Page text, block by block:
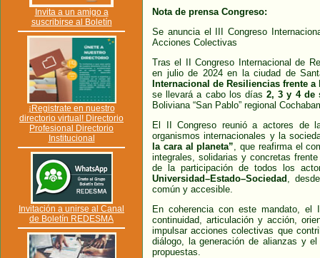
Invita a un amigo a
suscribirse al Boletín
¡Registrate en nuestro
directorio virtual! Directorio
Profesional Directorio
Institucional
Invitación a unirse al Canal
de Boletín REDESMA
Nota de prensa Congreso:
Se anuncia el III Congreso
Acciones Colectivas
Tras el II Congreso Internacional de
en julio de 2024 en la ciudad de
Internacional de Resiliencias frente
se llevará a cabo los días2, 3 y 4 de
Boliviana “San Pablo” regional
El II Congreso reunió a actores de
organismos internacionales y la
la cara al planeta”, que reafirma el
integrales, solidarias y concretas
de la participación de todos los
Universidad–Estado–Sociedad ,
común y accesible.
En coherencia con este mandato, el
continuidad, articulación y acción,
impulsar acciones colectivas que
diálogo, la generación de alianzas y
propuestas.